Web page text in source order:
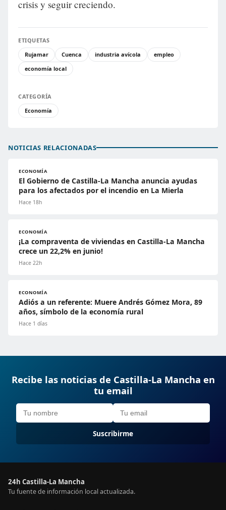
crisis y seguir creciendo.
ETIQUETAS
Rujamar
Cuenca industria avícola
empleo
economía local
CATEGORÍA
Economía
NOTICIAS RELACIONADAS
ECONOMÍA
El Gobierno de Castilla-La Mancha anuncia ayudas
para los afectados por el incendio en La Mierla
Hace 18h
ECONOMÍA
¡La compraventa de viviendas en Castilla-La Mancha
crece un 22,2% en junio!
Hace 22h
ECONOMÍA
Adiós a un referente: Muere Andrés Gómez Mora, 89
años, símbolo de la economía rural
Hace 1 días
Recibe las noticias de Castilla-La Mancha en
tu email
Suscribirme
24h Castilla-La Mancha
Tu fuente de información local actualizada.